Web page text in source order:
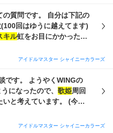
ぐらいの知識しか無く半分
回しようとしても手札事
狙う事自体が不可能で
でも証明されており難易
はないでしょうか。 ま
伸び、思考停止周回もでき
上記が齎す相乗効果でモ
そして今週は箱イベとド
の質問です。 自分は下記の
回はゆうに越えてます)
キル虹をお目にかかった事
やしているので大体4回に
人以上(S3～S4時の約束
どで安定) ・オーデ
時のFIPは1850～
アイドルマスター シャイニーカラーズ
です。 ようやくWINGの
になったので、 歌姫周回
いと考えています。 (今度
ろうかなと思ってます)
げよ！】小宮果穂」がよ
アイドルマスター シャイニーカラーズ